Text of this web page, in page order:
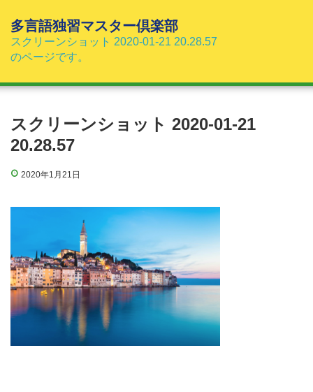
へ
多言語独習マスター倶楽部
スクリーンショット 2020-01-21 20.28.57
のページです。
スクリーンショット 2020-01-21
20.28.57
2020年1月21日